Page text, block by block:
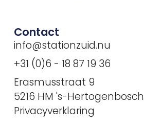
Contact
info@stationzuid.nu
+31 (0)6 - 18 87 19 36
Erasmusstraat 9
5216 HM 's-Hertogenbosch
Privacyverklaring